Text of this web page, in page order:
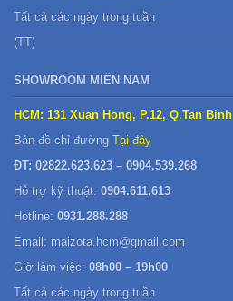
Tất cả các ngày trong tuần
(TT)
SHOWROOM MIỀN NAM
HCM: 131 Xuan Hong, P.12, Q.Tan Binh
Bản đồ chỉ đường Tại đây
ĐT: 02822.623.623 – 0904.539.268
Hỗ trợ kỹ thuật: 0904.611.613
Hotline: 0931.288.288
Email: maizota.hcm@gmail.com
Giờ làm việc: 08h00 – 19h00
Tất cả các ngày trong tuần